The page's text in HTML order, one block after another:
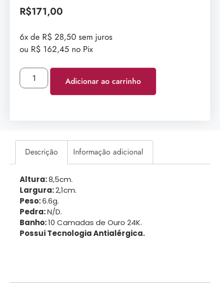
R$171,00
6x de R$ 28,50 sem juros
ou R$ 162,45 no Pix
Adicionar ao carrinho
Descrição Informação adicional
Altura:8,5cm.
Largura:2,1cm.
Peso:6.6g.
Pedra:N/D.
Banho:10 Camadas de Ouro 24K.
Possui Tecnologia Antialérgica.